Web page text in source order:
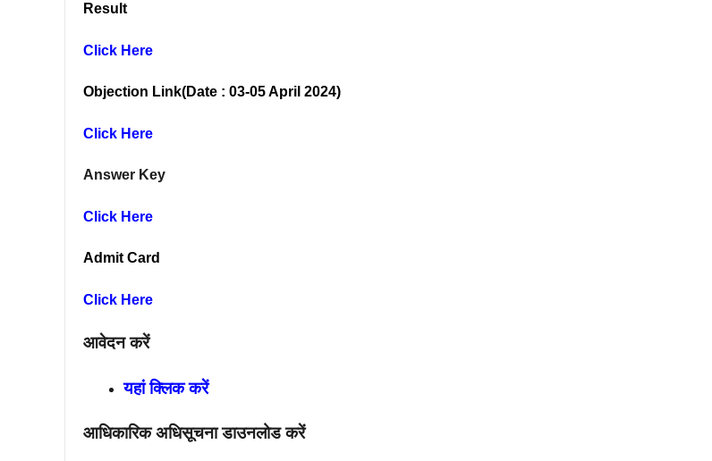
Result
Click Here
Objection Link(Date : 03-05 April 2024)
Click Here
Answer Key
Click Here
Admit Card
Click Here
आवेदन करें
यहां क्लिक करें
आधिकारिक अधिसूचना डाउनलोड करें